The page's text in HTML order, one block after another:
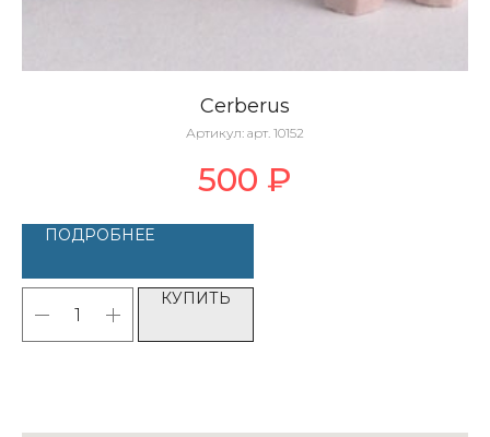
Cerberus
Артикул: арт. 10152
500 ₽
ПОДРОБНЕЕ
КУПИТЬ